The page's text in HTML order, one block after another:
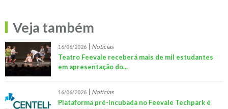
Veja também
16/06/2026 Notícias
Teatro Feevale receberá mais de mil estudantes
em apresentação do...
16/06/2026 Notícias
Plataforma pré-incubada no Feevale Techpark é